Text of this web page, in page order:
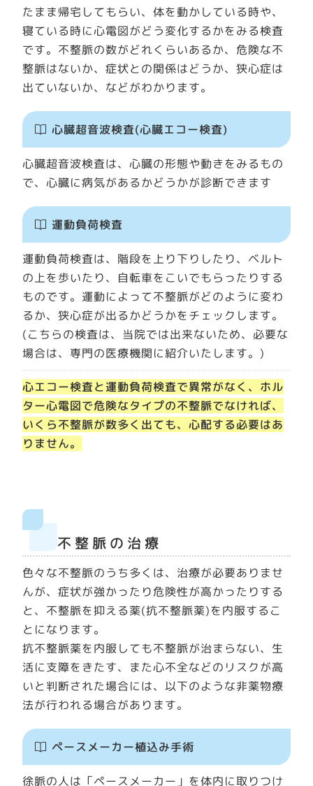
たまま帰宅してもらい、体を動かしている時や、
寝ている時に心電図がどう変化するかをみる検査
です。不整脈の数がどれくらいあるか、危険な不
整脈はないか、症状との関係はどうか、狭心症は
出ていないか、などがわかります。
心臓超音波検査(心臓エコー検査)
心臓超音波検査は、心臓の形態や動きをみるもの
で、心臓に病気があるかどうかが診断できます
運動負荷検査
運動負荷検査は、階段を上り下りしたり、ベルト
の上を歩いたり、自転車をこいでもらったりする
ものです。運動によって不整脈がどのように変わ
るか、狭心症が出るかどうかをチェックします。
(こちらの検査は、当院では出来ないため、必要な
場合は、専門の医療機関に紹介いたします。)
心エコー検査と運動負荷検査で異常がなく、ホル
ター心電図で危険なタイプの不整脈でなければ、
いくら不整脈が数多く出ても、心配する必要はあ
りません。
不整脈の治療
色々な不整脈のうち多くは、治療が必要ありませ
んが、症状が強かったり危険性が高かったりする
と、不整脈を抑える薬(抗不整脈薬)を内服するこ
とになります。
抗不整脈薬を内服しても不整脈が治まらない、生
活に支障をきたす、また心不全などのリスクが高
いと判断された場合には、以下のような非薬物療
法が行われる場合があります。
ペースメーカー植込み手術
徐脈の人は「ペースメーカー」を体内に取りつけ